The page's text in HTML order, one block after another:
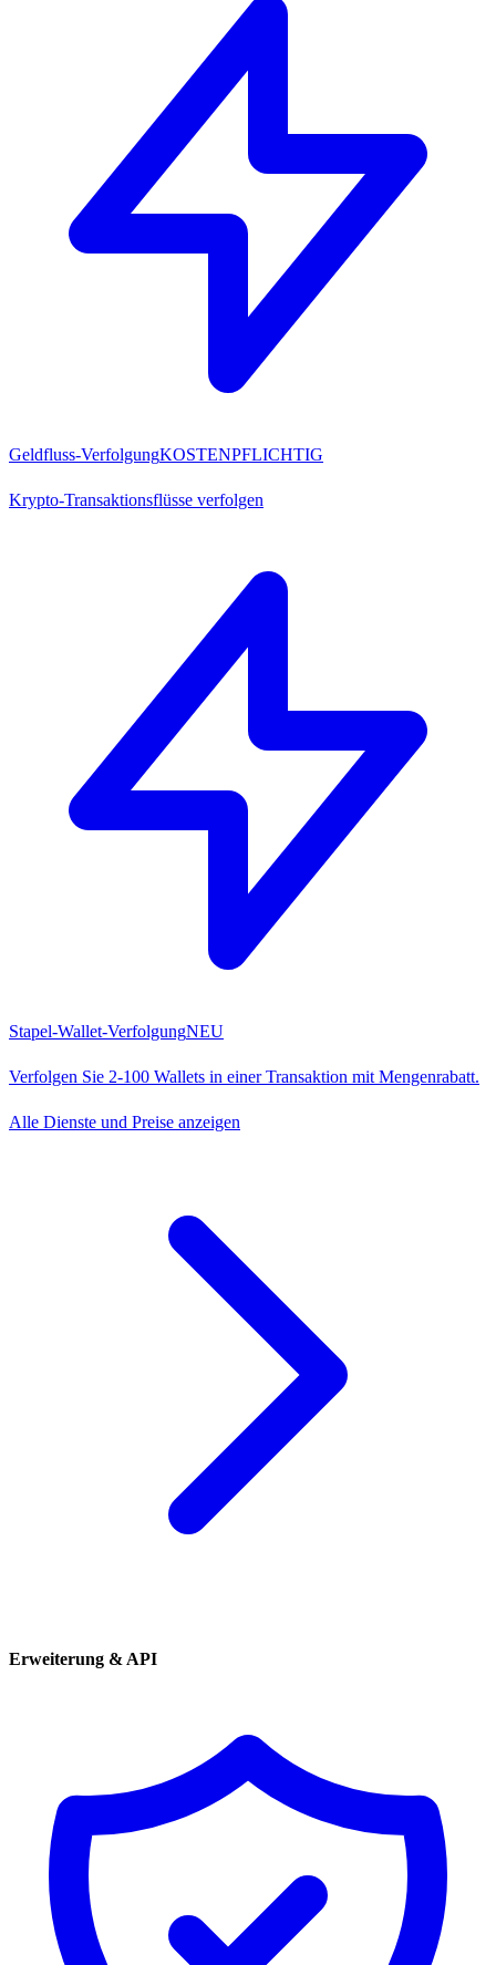
Geldfluss-VerfolgungKOSTENPFLICHTIG
Krypto-Transaktionsflüsse verfolgen
Stapel-Wallet-VerfolgungNEU
Verfolgen Sie 2-100 Wallets in einer Transaktion mit Mengenrabatt.
Alle Dienste und Preise anzeigen
Erweiterung & API